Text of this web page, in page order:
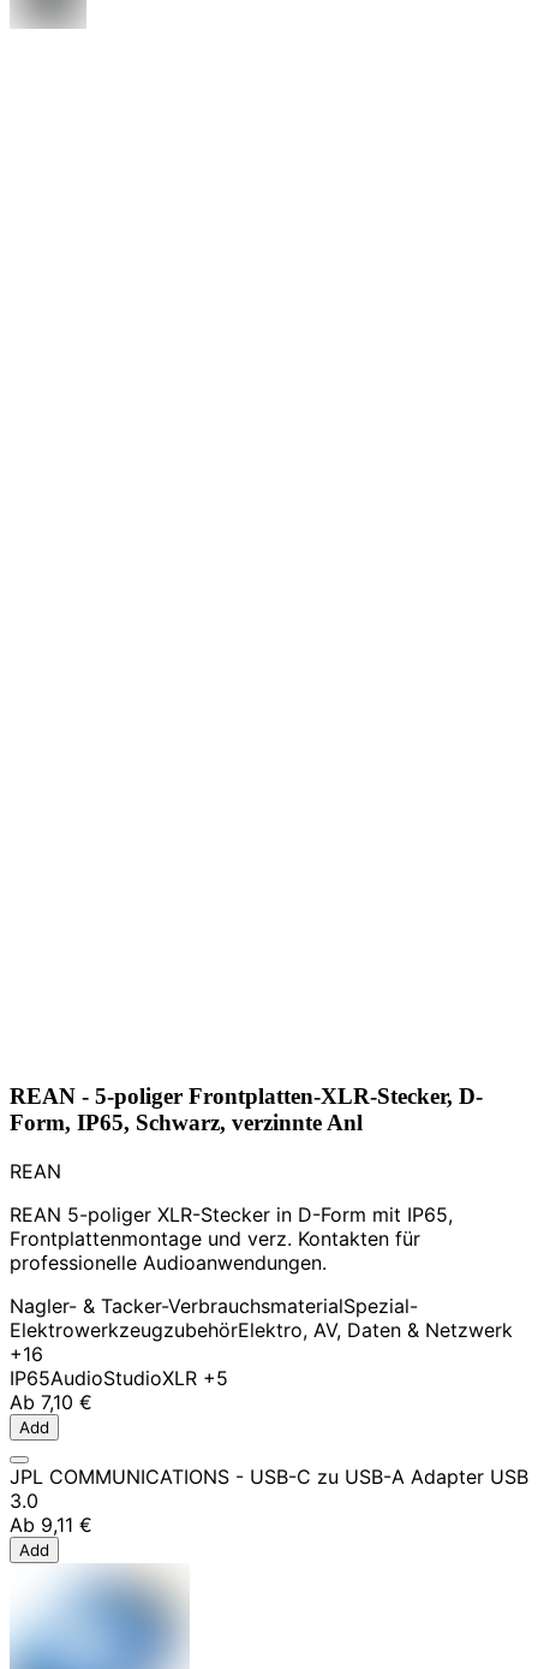
REAN - 5-poliger Frontplatten-XLR-Stecker, D-
Form, IP65, Schwarz, verzinnte Anl
REAN
REAN 5-poliger XLR-Stecker in D-Form mit IP65,
Frontplattenmontage und verz. Kontakten für
professionelle Audioanwendungen.
Nagler- & Tacker-VerbrauchsmaterialSpezial-
ElektrowerkzeugzubehörElektro, AV, Daten & Netzwerk
+16
IP65AudioStudioXLR +5
Ab 7,10 €
Add
JPL COMMUNICATIONS - USB-C zu USB-A Adapter USB
3.0
Ab 9,11 €
Add